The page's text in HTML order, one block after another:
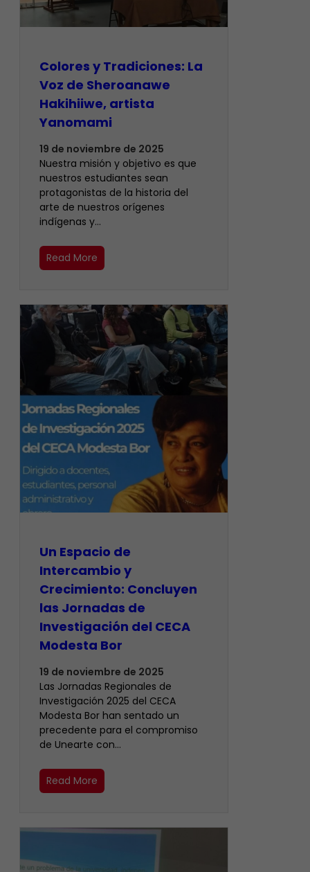
Colores y Tradiciones: La
Voz de Sheroanawe
Hakihiiwe, artista
Yanomami
19 de noviembre de 2025
Nuestra misión y objetivo es que
nuestros estudiantes sean
protagonistas de la historia del
arte de nuestros orígenes
indígenas y…
Read More
Un Espacio de
Intercambio y
Crecimiento: Concluyen
las Jornadas de
Investigación del CECA
Modesta Bor
19 de noviembre de 2025
Las Jornadas Regionales de
Investigación 2025 del CECA
Modesta Bor han sentado un
precedente para el compromiso
de Unearte con…
Read More